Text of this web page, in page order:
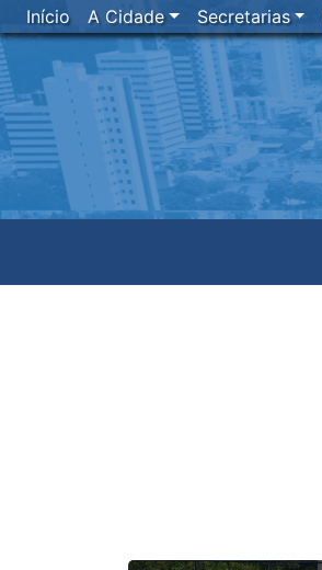
Início A Cidade Secretarias